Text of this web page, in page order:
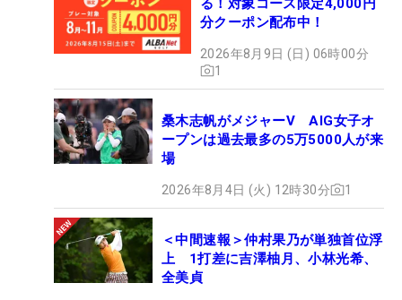
る！対象コース限定4,000円
分クーポン配布中！
2026年8月9日 (日) 06時00分
1
桑木志帆がメジャーV AIG女子オ
ープンは過去最多の5万5000人が来
場
2026年8月4日 (火) 12時30分 1
＜中間速報＞仲村果乃が単独首位浮
上 1打差に吉澤柚月、小林光希、
全美貞